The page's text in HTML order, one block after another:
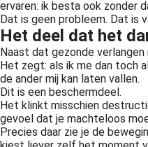
ervaren: ik besta ook zonder
Dat is geen probleem. Dat is
Het deel dat het
Naast dat gezonde
Het zegt: als ik me dan toch
de ander mij kan laten vallen.
Dit is een beschermdeel.
Het klinkt misschien
gevoel dat je machteloos
Precies daar zie je de